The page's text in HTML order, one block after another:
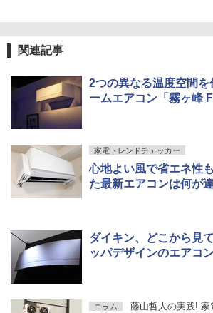
関連記事
2つの異なる温度空間
ームエアコン「霧ヶ峰
家電トレンドチェッカー
心地よい風で省エネ性
た最新エアコンは何が
ダイキン、どこから見
ッパデザインのエアコ
コラム 藤山哲人の実践! 家